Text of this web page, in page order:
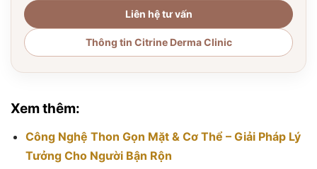
Liên hệ tư vấn
Thông tin Citrine Derma Clinic
Xem thêm:
Công Nghệ Thon Gọn Mặt & Cơ Thể – Giải Pháp Lý
Tưởng Cho Người Bận Rộn